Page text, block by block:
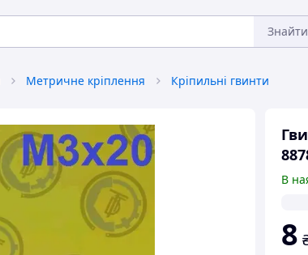
Знайти
Метричне кріплення Кріпильні гвинти
В
8